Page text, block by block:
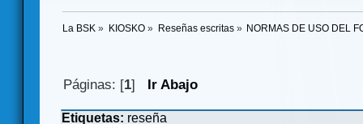
La BSK » KIOSKO» Reseñas escritas» NORMAS DE USO DEL
Páginas: [1] Ir Abajo
Etiquetas: reseña